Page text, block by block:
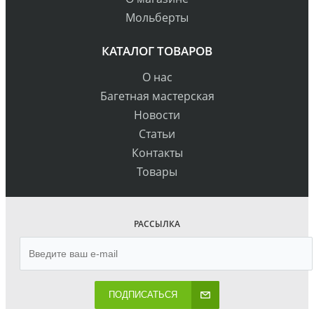
Мольберты
КАТАЛОГ ТОВАРОВ
О нас
Багетная мастерская
Новости
Статьи
Контакты
Товары
РАССЫЛКА
ПОДПИСАТЬСЯ